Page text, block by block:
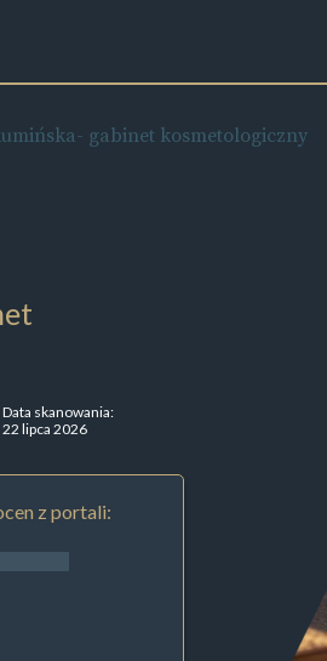
gabinet kosmetologiczny
Data skanowania:
22 lipca 2026
z portali: